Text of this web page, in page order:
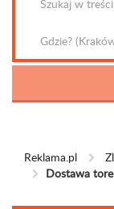
Reklama.pl
Dostawa